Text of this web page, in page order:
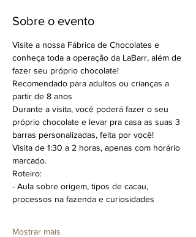
Sobre o evento
Visite a nossa Fábrica de Chocolates e
conheça toda a operação da LaBarr, além de
fazer seu próprio chocolate!
Recomendado para adultos ou crianças a
partir de 8 anos
Durante a visita, você poderá fazer o seu
próprio chocolate e levar pra casa as suas 3
barras personalizadas, feita por você!
Visita de 1:30 a 2 horas, apenas com horário
marcado.
Roteiro:
- Aula sobre origem, tipos de cacau,
processos na fazenda e curiosidades
Mostrar mais